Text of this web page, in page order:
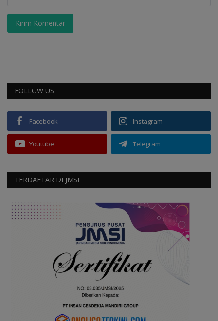
Kirim Komentar
FOLLOW US
Facebook Instagram
Youtube Telegram
TERDAFTAR DI JMSI